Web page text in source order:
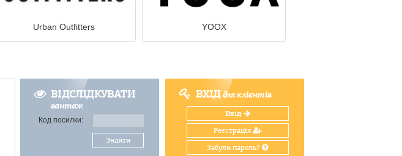
Urban Outfitters YOOX
ВІДСЛІДКУВАТИ
вантаж
Код посилки:
Знайти
ВХІДдля клієнтів
Вхід
Реєстрація
Забули пароль?